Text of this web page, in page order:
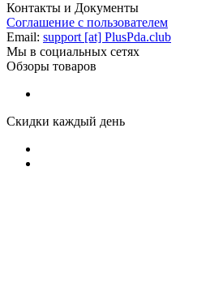
Контакты и Документы
Соглашение с пользователем
Email: support [at] PlusPda.club
Мы в социальных сетях
Обзоры товаров
Скидки каждый день